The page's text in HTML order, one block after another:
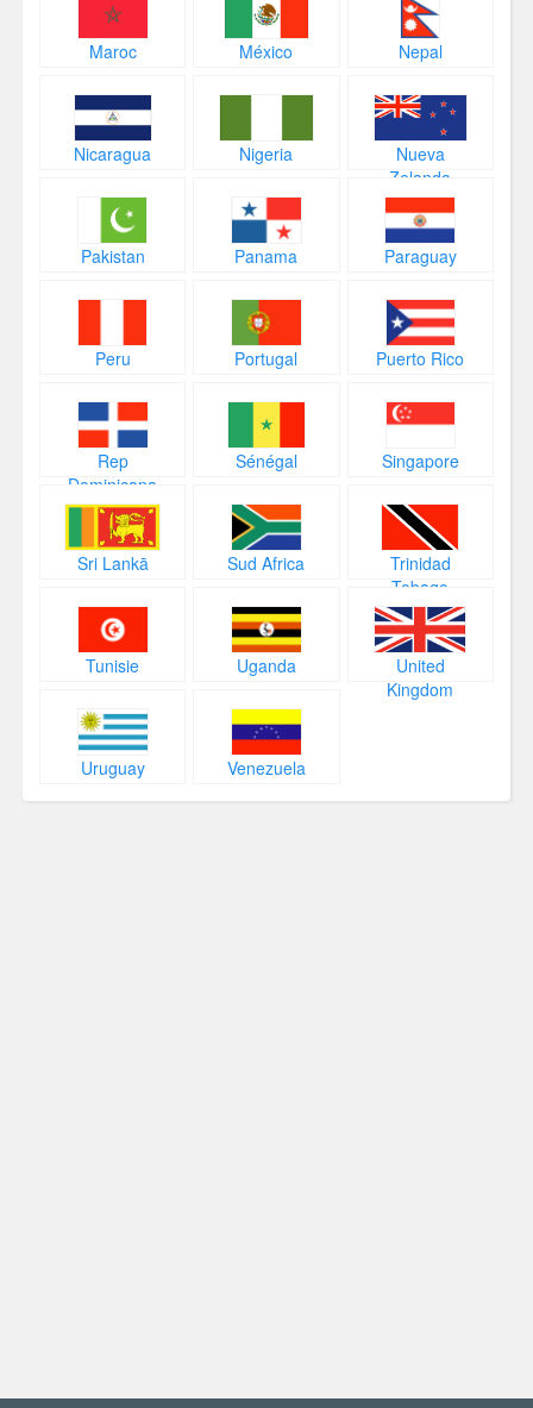
Maroc México Nepal
Nicaragua Nigeria
Nueva
Zelanda
Pakistan Panama Paraguay
Peru Portugal Puerto Rico
Rep
Dominicana
Sénégal Singapore
Sri Lankā Sud Africa
Trinidad
Tobago
Tunisie Uganda
United
Kingdom
Uruguay Venezuela